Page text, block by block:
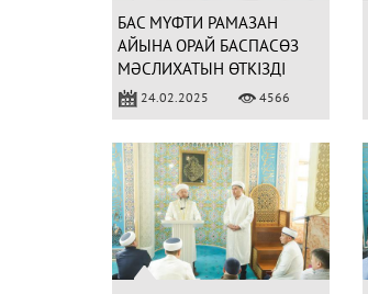
БАС МҮФТИ РАМАЗАН
АЙЫНА ОРАЙ БАСПАСӨЗ
МӘСЛИХАТЫН ӨТКІЗДІ
(ФОТО)24.02.2025 4566